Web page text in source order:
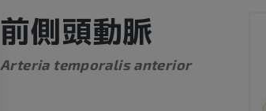
前側頭動脈
Arteria temporalis anterior